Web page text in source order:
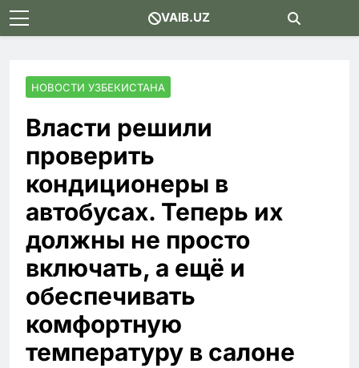
Skip
to
VAIB.UZ
НОВОСТИ УЗБЕКИСТАНА
Власти решили
проверить
кондиционеры в
автобусах. Теперь их
должны не просто
включать, а ещё и
обеспечивать
комфортную
температуру в салоне